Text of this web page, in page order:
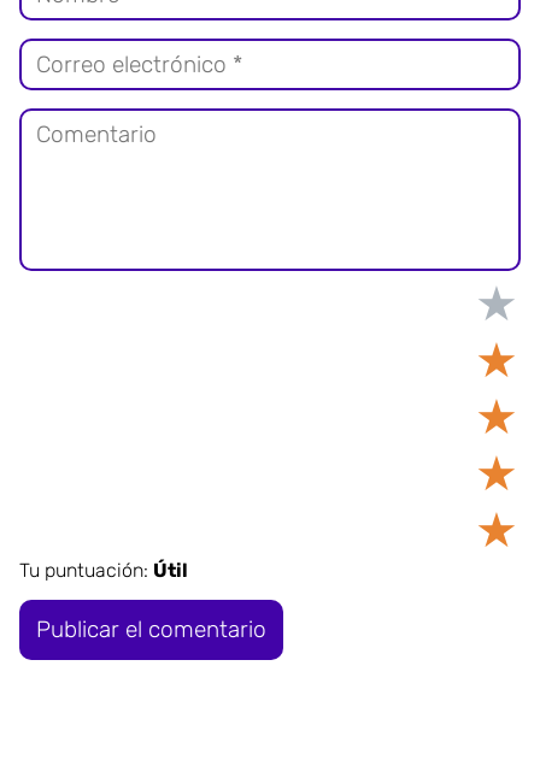
★
★
★
★
★
Tu puntuación: Útil